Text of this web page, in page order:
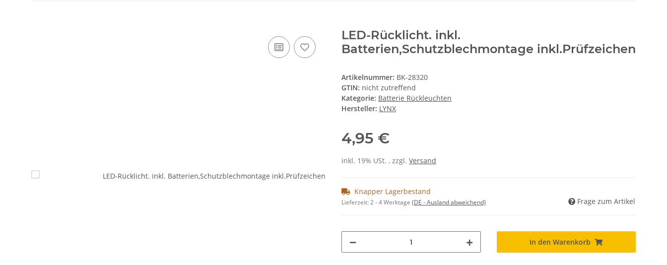
LED-Rücklicht. inkl.
Batterien,Schutzblechmontage inkl.Prüfzeichen
Artikelnummer: BK-28320
GTIN: nicht zutreffend
Kategorie: Batterie Rückleuchten
Hersteller: LYNX
4,95 €
inkl. 19% USt. , zzgl. Versand
Knapper Lagerbestand
Lieferzeit:2 - 4 Werktage (DE - Ausland abweichend) Frage zum Artikel
In den Warenkorb